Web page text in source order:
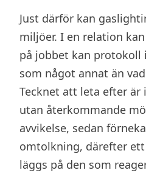
Just därför kan
miljöer. I en relation
på jobbet kan protokoll
som något annat än
Tecknet att leta efter är
utan återkommande
avvikelse, sedan
omtolkning, därefter
läggs på den som